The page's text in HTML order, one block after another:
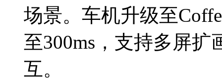
场景。车机升级至
至300ms，支持多屏
互。